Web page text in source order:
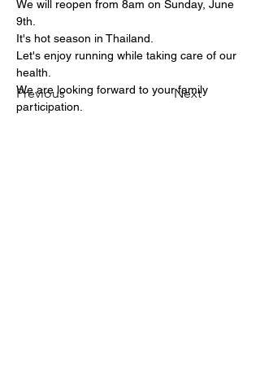
Previous Next
We will reopen from 8am on Sunday, June
9th.
It's hot season in Thailand.
Let's enjoy running while taking care of our
health.
We are looking forward to your family
participation.